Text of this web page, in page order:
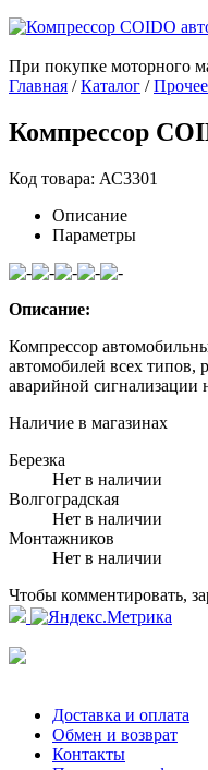
При покупке моторного
Главная /Каталог /Прочее
Компрессор
Код товара: АС3301
Описание
Параметры
Описание:
Компрессор
автомобилей всех типов,
аварийной сигнализации
Наличие в магазинах
Березка
Нет в наличии
Волгоградская
Нет в наличии
Монтажников
Нет в наличии
Чтобы комментировать,
Доставка и оплата
Обмен и возврат
Контакты